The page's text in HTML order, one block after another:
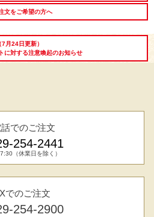
文をご希望の方へ
7月24日更新）
に対する注意喚起のお知らせ
でのご注文
254-2441
（休業日を除く）
でのご注文
254-2900